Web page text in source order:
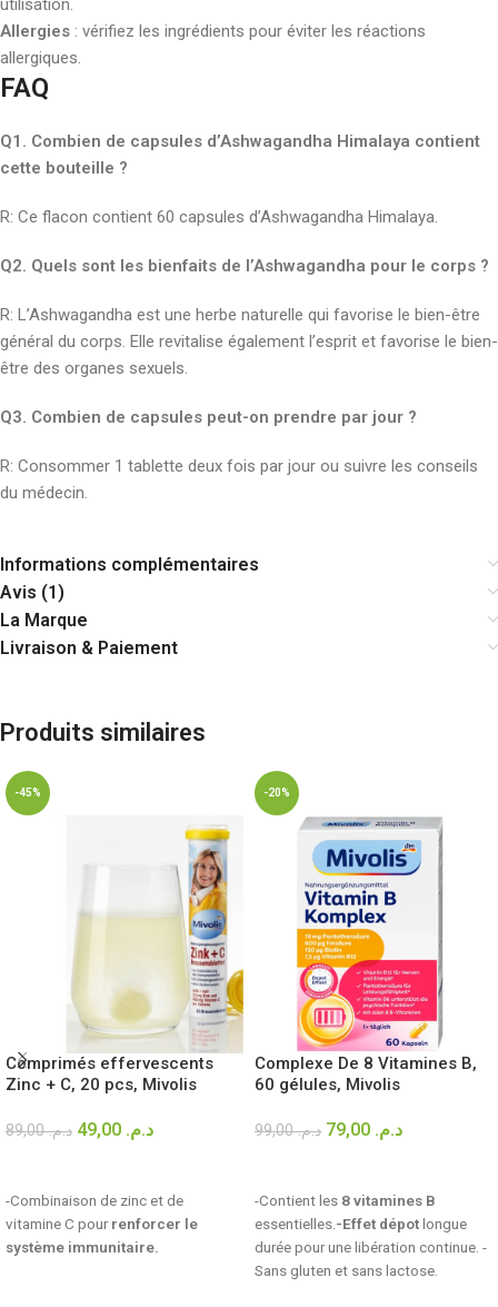
utilisation.
Allergies : vérifiez les ingrédients pour éviter les réactions
allergiques.
FAQ
Q1. Combien de capsules d’Ashwagandha Himalaya contient
cette bouteille ?
R: Ce flacon contient 60 capsules d’Ashwagandha Himalaya.
Q2. Quels sont les bienfaits de l’Ashwagandha pour le corps ?
R: L’Ashwagandha est une herbe naturelle qui favorise le bien-être
général du corps. Elle revitalise également l’esprit et favorise le bien-
être des organes sexuels.
Q3. Combien de capsules peut-on prendre par jour ?
R: Consommer 1 tablette deux fois par jour ou suivre les conseils
du médecin.
Informations complémentaires
Avis (1)
La Marque
Livraison & Paiement
Produits similaires
-45%
Comprimés effervescents
Zinc + C, 20 pcs, Mivolis
د.م.89,00 د.م.
-Combinaison de zinc et de
vitamine C pourrenforcer le
système immunitaire.
-20%
Complexe De 8 Vitamines B,
60 gélules, Mivolis
د.م.99,00 د.م.
-Contient les 8 vitamines B
essentielles. -Effet dépotlongue
durée pour une libération continue. -
Sans gluten et sans lactose.